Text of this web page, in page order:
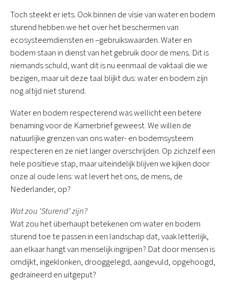
Toch steekt er iets. Ook binnen de visie van water en bodem
sturend hebben we het over het beschermen van
ecosysteemdiensten en –gebruikswaarden. Water en
bodem staan in dienst van het gebruik door de mens. Dit is
niemands schuld, want dit is nu eenmaal de vaktaal die we
bezigen, maar uit deze taal blijkt dus: water en bodem zijn
nog altijd niet sturend.
Water en bodem respecterend was wellicht een betere
benaming voor de Kamerbrief geweest. We willen de
natuurlijke grenzen van ons water- en bodemsysteem
respecteren en ze niet langer overschrijden. Op zichzelf een
hele positieve stap, maar uiteindelijk blijven we kijken door
onze al oude lens: wat levert het ons, de mens, de
Nederlander, op?
Wat zou ‘Sturend’ zijn?
Wat zou het überhaupt betekenen om water en bodem
sturend toe te passen in een landschap dat, vaak letterlijk,
aan elkaar hangt van menselijk ingrijpen? Dat door mensen is
omdijkt, ingeklonken, drooggelegd, aangevuld, opgehoogd,
gedraineerd en uitgeput?